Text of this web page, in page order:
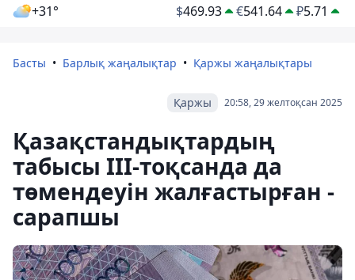
+31° $469.93 €541.64 ₽5.71
Басты Барлық жаңалықтар Қаржы жаңалықтары
20:58, 29 желтоқсан 2025
Қаржы
Қазақстандықтардың
табысы III-тоқсанда да
төмендеуін жалғастырған -
сарапшы